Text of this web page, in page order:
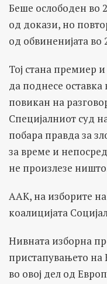
Беше ослободен во
од докази, но
од обвиненијата во
Тој стана премиер
да поднесе оставка
повикан на
Специјалниот суд
побара правда за
за време и
не произлезе
ААК, на изборите на
коалицијата
Нивната изборна
пристапувањето на
во овој дел од